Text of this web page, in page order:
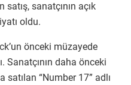
satış, sanatçının açık
oldu.
önceki müzayede
Sanatçının daha önceki
satılan “Number 17” adlı